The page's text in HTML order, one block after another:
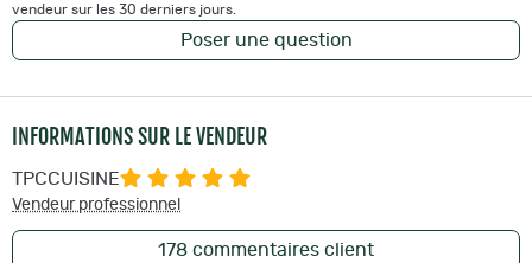
vendeur sur les 30 derniers jours.
Poser une question
INFORMATIONS SUR LE VENDEUR
TPCCUISINE
Vendeur professionnel
178 commentaires client